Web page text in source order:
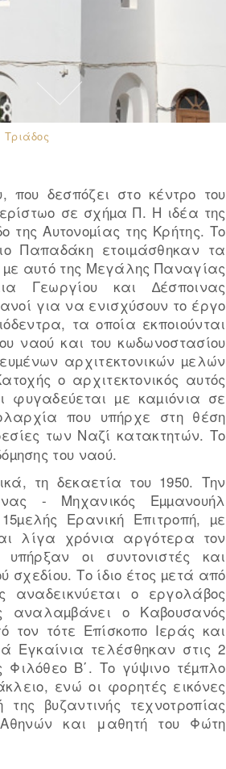
που δεσπόζει στο κέντρο του
σε σχήµα Π. Η ιδέα της
της Αυτονοµίας της Κρήτης. Το
Παπαδάκη ετοιµάσθηκαν τα
µε αυτό της Μεγάλης Παναγίας
Γεωργίου και ∆έσποινας
για να ενισχύσουν το έργο
τα οποία εκποιούνται
ναού και του κωδωνοστασίου
αρχιτεκτονικών µελών
ο αρχιτεκτονικός αυτός
φυγαδεύεται µε καµιόνια σε
που υπήρχε στη θέση
των Ναζί κατακτητών. Το
του ναού.
τη δεκαετία του 1950. Την
- Μηχανικός Εµµανουήλ
Ερανική Επιτροπή, µε
λίγα χρόνια αργότερα τον
οι συντονιστές και
Το ίδιο έτος µετά από
αναδεικνύεται ο εργολάβος
αναλαµβάνει ο Καβουσανός
τότε Επίσκοπο Ιεράς και
Εγκαίνια τελέσθηκαν στις 2
Φιλόθεο Β΄. Το γύψινο τέµπλο
ενώ οι φορητές εικόνες
βυζαντινής τεχνοτροπίας
και μαθητή του Φώτη